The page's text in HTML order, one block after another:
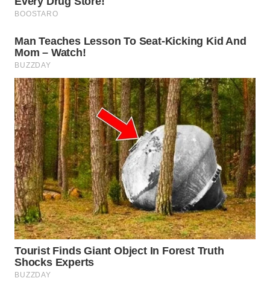
WN
WN
WN
BORNEO
Wahana
Media
Group
WAHANA
NEWS
WAHANA
TANI